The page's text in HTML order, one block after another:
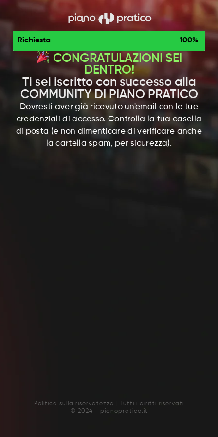
Richiesta 100%
CONGRATULAZIONI SEI
DENTRO!
Ti sei iscritto con successo alla
COMMUNITY DI PIANO PRATICO
Dovresti aver già ricevuto un'email con le tue
credenziali di accesso. Controlla la tua casella
di posta (e non dimenticare di verificare anche
la cartella spam, per sicurezza).
Politica sulla riservatezza | Tutti i diritti riservati
© 2024 - pianopratico.it